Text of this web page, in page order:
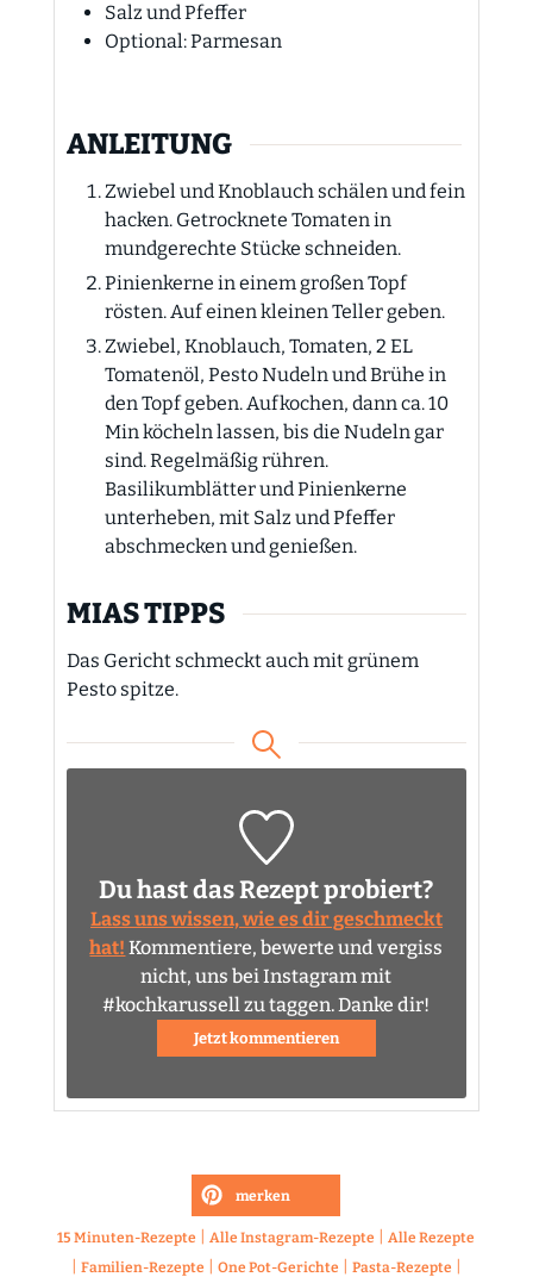
Salz und Pfeffer
Optional: Parmesan
ANLEITUNG
Zwiebel und Knoblauch schälen und fein
hacken. Getrocknete Tomaten in
mundgerechte Stücke schneiden.
Pinienkerne in einem großen Topf
rösten. Auf einen kleinen Teller geben.
Zwiebel, Knoblauch, Tomaten, 2 EL
Tomatenöl, Pesto Nudeln und Brühe in
den Topf geben. Aufkochen, dann ca. 10
Min köcheln lassen, bis die Nudeln gar
sind. Regelmäßig rühren.
Basilikumblätter und Pinienkerne
unterheben, mit Salz und Pfeffer
abschmecken und genießen.
MIAS TIPPS
Das Gericht schmeckt auch mit grünem
Pesto spitze.
Du hast das Rezept probiert?
Lass uns wissen, wie es dir geschmeckt
hat! Kommentiere, bewerte und vergiss
nicht, uns bei Instagram mit
#kochkarussell zu taggen. Danke dir!
Jetzt kommentieren
merken
15 Minuten-Rezepte |Alle Instagram-Rezepte |Alle Rezepte
Familien-Rezepte One Pot-Gerichte Pasta-Rezepte